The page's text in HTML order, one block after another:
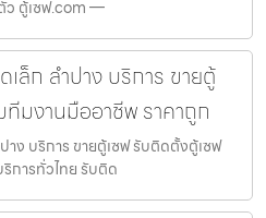
ว ตู้เซฟ.com —
ล็ก ลำปาง บริการ ขายตู้
มงานมืออาชีพ ราคาถูก
ง บริการ ขายตู้เซฟ รับติดตั้งตู้เซฟ
การทั่วไทย รับติด